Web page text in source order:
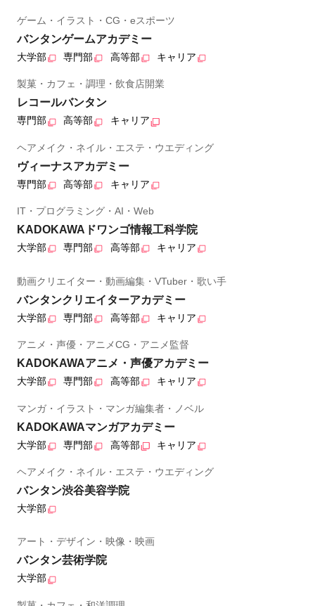
ゲーム・イラスト・CG・eスポーツ
バンタンゲームアカデミー
大学部 専門部 高等部 キャリア
製菓・カフェ・調理・飲食店開業
レコールバンタン
専門部 高等部 キャリア
ヘアメイク・ネイル・エステ・ウエディング
ヴィーナスアカデミー
専門部 高等部 キャリア
IT・プログラミング・AI・Web
KADOKAWAドワンゴ情報工科学院
大学部 専門部 高等部 キャリア
動画クリエイター・動画編集・VTuber・歌い手
バンタンクリエイターアカデミー
大学部 専門部 高等部 キャリア
アニメ・声優・アニメCG・アニメ監督
KADOKAWAアニメ・声優アカデミー
大学部 専門部 高等部 キャリア
マンガ・イラスト・マンガ編集者・ノベル
KADOKAWAマンガアカデミー
大学部 専門部 高等部 キャリア
ヘアメイク・ネイル・エステ・ウエディング
バンタン渋谷美容学院
大学部
アート・デザイン・映像・映画
バンタン芸術学院
大学部